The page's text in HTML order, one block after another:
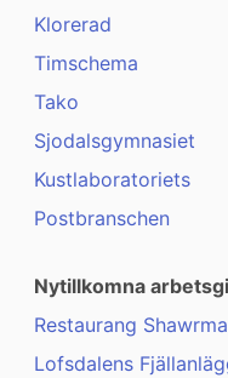
Klorerad
Timschema
Tako
Sjodalsgymnasiet
Kustlaboratoriets
Postbranschen
Nytillkomna
Restaurang
Lofsdalens